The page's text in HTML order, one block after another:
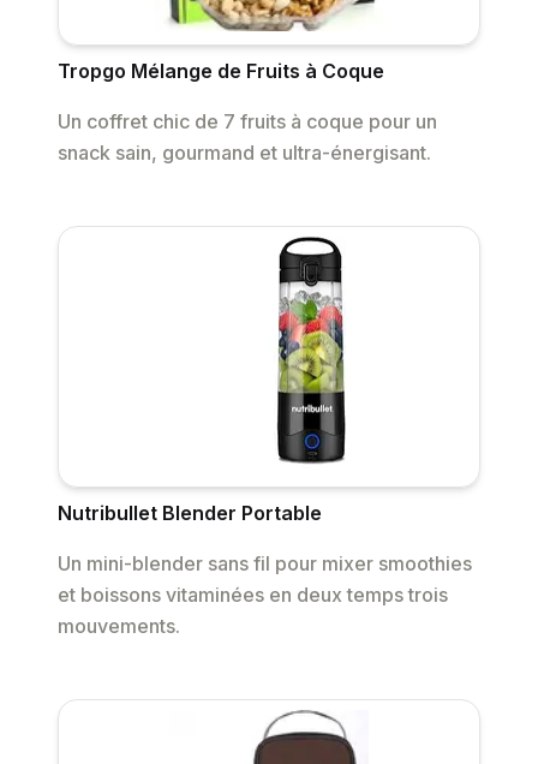
Tropgo Mélange de Fruits à Coque
Un coffret chic de 7 fruits à coque pour un
snack sain, gourmand et ultra-énergisant.
Nutribullet Blender Portable
Un mini-blender sans fil pour mixer smoothies
et boissons vitaminées en deux temps trois
mouvements.